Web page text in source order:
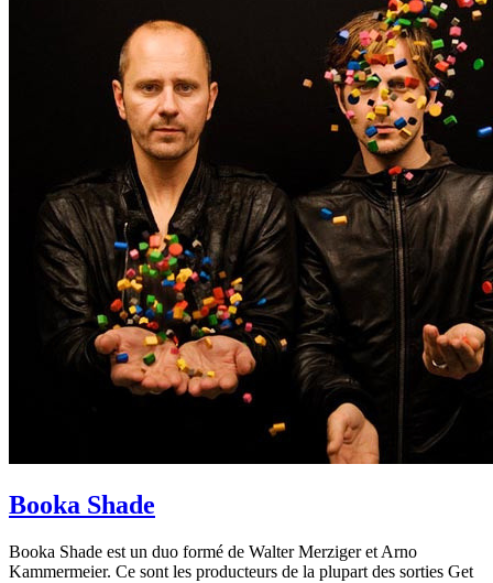
Booka Shade
Booka Shade est un duo formé de Walter Merziger et Arno
Kammermeier. Ce sont les producteurs de la plupart des sorties Get